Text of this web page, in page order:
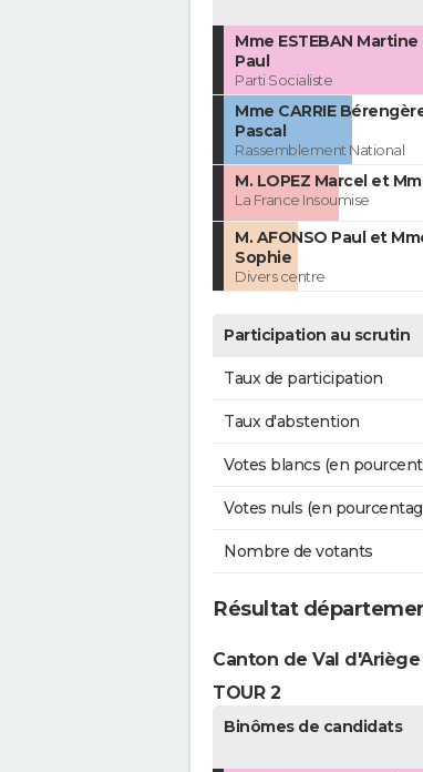
Mme ESTEBAN Martine
Paul
Parti Socialiste
Mme CARRIE
Pascal
Rassemblement National
M. LOPEZ Marcel et
La France Insoumise
M. AFONSO Paul et
Sophie
Divers centre
Participation au scrutin
Taux de participation
Taux d'abstention
Votes blancs (en
Votes nuls (en
Nombre de votants
Résultat
Canton de Val d'Ariège
TOUR 2
Binômes de candidats